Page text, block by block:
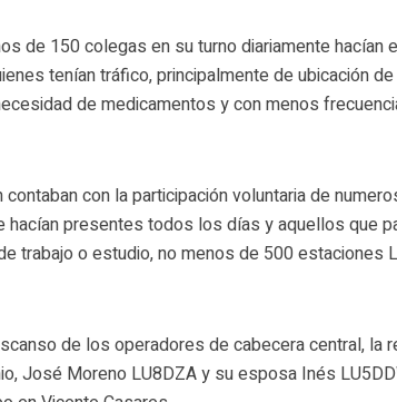
de 150 colegas en su turno diariamente hacían
tenían tráfico, principalmente de ubicación
de medicamentos y con menos
con la participación voluntaria de
hacían presentes todos los días y aquellos que
trabajo o estudio, no menos de 500 estaciones
de los operadores de cabecera central, la
José Moreno LU8DZA y su esposa Inés